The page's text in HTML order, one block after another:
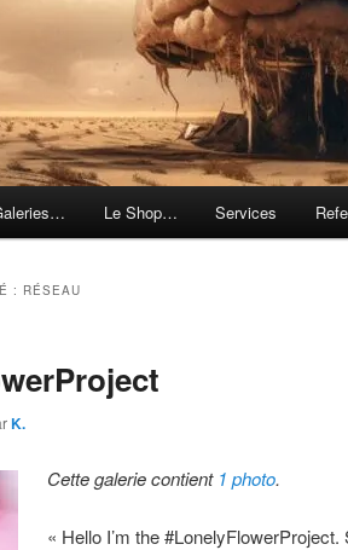
Le Shop… Services
: RÉSEAU
K.
Cette galerie contient 1 photo.
« Hello I’m the #LonelyFlowerProject.